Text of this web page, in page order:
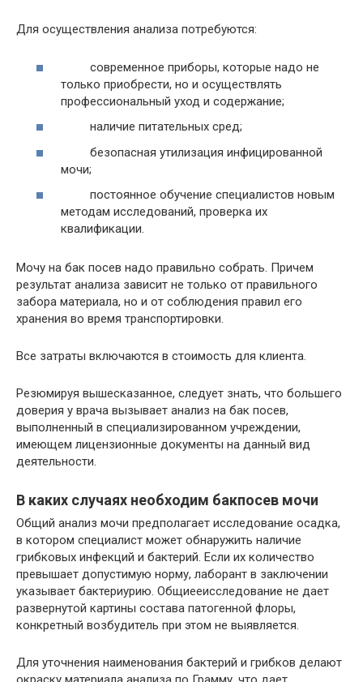
Для осуществления анализа потребуются:
современное приборы, которые надо не
только приобрести, но и осуществлять
профессиональный уход и содержание;
наличие питательных сред;
безопасная утилизация инфицированной
мочи;
постоянное обучение специалистов новым
методам исследований, проверка их
квалификации.
Мочу на бак посев надо правильно собрать. Причем
результат анализа зависит не только от правильного
забора материала, но и от соблюдения правил его
хранения во время транспортировки.
Все затраты включаются в стоимость для клиента.
Резюмируя вышесказанное, следует знать, что большего
доверия у врача вызывает анализ на бак посев,
выполненный в специализированном учреждении,
имеющем лицензионные документы на данный вид
деятельности.
В каких случаях необходим бакпосев мочи
Общий анализ мочи предполагает исследование осадка,
в котором специалист может обнаружить наличие
грибковых инфекций и бактерий. Если их количество
превышает допустимую норму, лаборант в заключении
указывает бактериурию. Общиееисследование не дает
развернутой картины состава патогенной флоры,
конкретный возбудитель при этом не выявляется.
Для уточнения наименования бактерий и грибков делают